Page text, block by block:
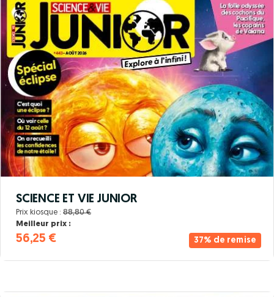
37% de remise
SCIENCE ET VIE JUNIOR
Prix kiosque : 88,80 €
Meilleur prix :
56,25 €